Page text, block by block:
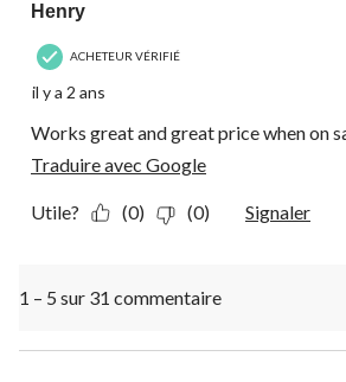
Henry
ACHETEUR VÉRIFIÉ
il y a 2 ans
Works great and great price when on
Traduire avec Google
Utile? (0) (0) Signaler
1 – 5 sur 31 commentaire